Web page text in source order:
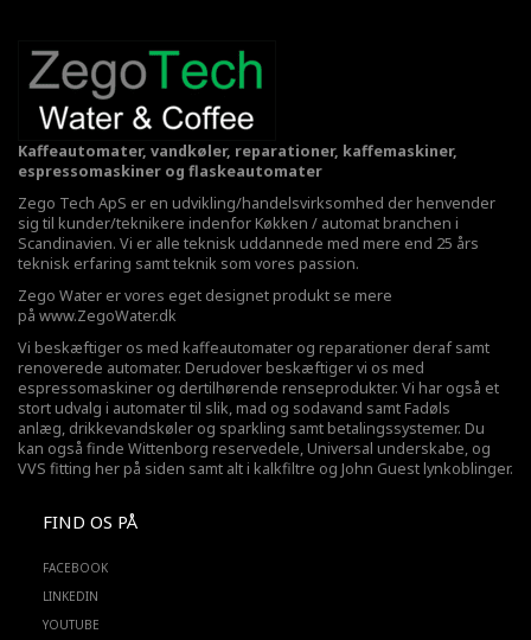
Kaffeautomater, vandkøler, reparationer, kaffemaskiner,
espressomaskiner og flaskeautomater
Zego Tech ApS er en udvikling/handelsvirksomhed der henvender
sig til kunder/teknikere indenfor Køkken / automat branchen i
Scandinavien. Vi er alle teknisk uddannede med mere end 25 års
teknisk erfaring samt teknik som vores passion.
Zego Water er vores eget designet produkt se mere
på www.ZegoWater.dk
Vi beskæftiger os med kaffeautomater og reparationer deraf samt
renoverede automater. Derudover beskæftiger vi os med
espressomaskiner og dertilhørende renseprodukter. Vi har også et
stort udvalg i automater til slik, mad og sodavand samt Fadøls
anlæg, drikkevandskøler og sparkling samt betalingssystemer. Du
kan også finde Wittenborg reservedele, Universal underskabe, og
VVS fitting her på siden samt alt i kalkfiltre og John Guest lynkoblinger.
FIND OS PÅ
FACEBOOK
LINKEDIN
YOUTUBE